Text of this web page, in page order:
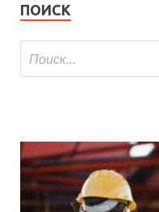
ПОИСК